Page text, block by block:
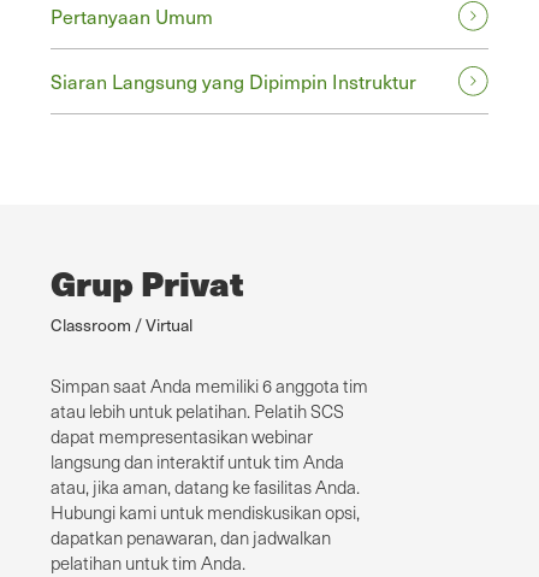
Pertanyaan Umum
Siaran Langsung yang Dipimpin Instruktur
Grup Privat
Classroom / Virtual
Simpan saat Anda memiliki 6 anggota tim
atau lebih untuk pelatihan. Pelatih SCS
dapat mempresentasikan webinar
langsung dan interaktif untuk tim Anda
atau, jika aman, datang ke fasilitas Anda.
Hubungi kami untuk mendiskusikan opsi,
dapatkan penawaran, dan jadwalkan
pelatihan untuk tim Anda.